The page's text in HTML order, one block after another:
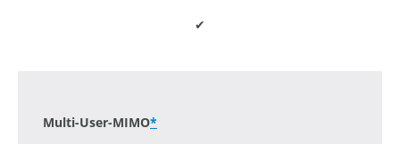
✔
Multi-User-MIMO*